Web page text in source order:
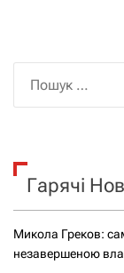
к
Гарячі
Микола Греков:
незавершеною